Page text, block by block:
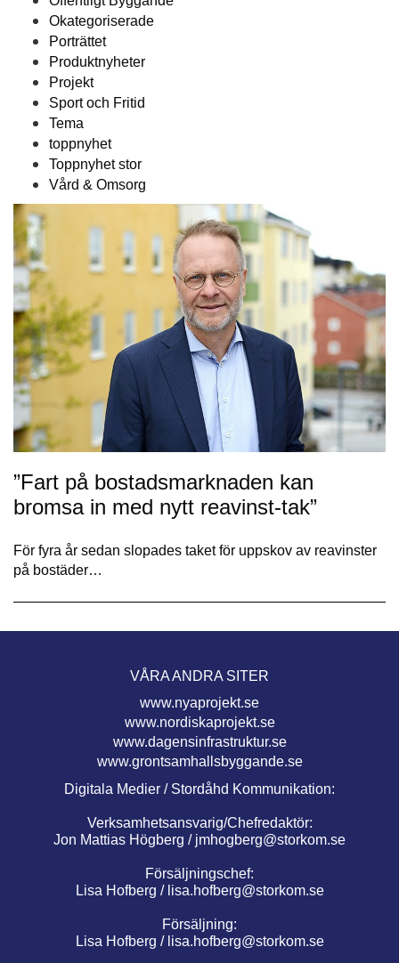
Okategoriserade
Porträttet
Produktnyheter
Projekt
Sport och Fritid
Tema
toppnyhet
Toppnyhet stor
Vård & Omsorg
”Fart på bostadsmarknaden kan
bromsa in med nytt reavinst-tak”
För fyra år sedan slopades taket för uppskov av reavinster
på bostäder…
VÅRA ANDRA SITER
www.nyaprojekt.se
www.nordiskaprojekt.se
www.dagensinfrastruktur.se
www.grontsamhallsbyggande.se
Digitala Medier / Stordåhd Kommunikation:
Verksamhetsansvarig/Chefredaktör:
Jon Mattias Högberg / jmhogberg@storkom.se
Försäljningschef:
Lisa Hofberg / lisa.hofberg@storkom.se
Försäljning:
Lisa Hofberg / lisa.hofberg@storkom.se